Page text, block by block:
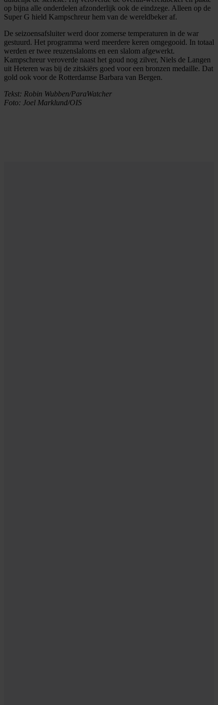
op bijna alle onderdelen afzonderlijk ook de eindzege. Alleen op de
Super G hield Kampschreur hem van de wereldbeker af.
De seizoensafsluiter werd door zomerse temperaturen in de war
gestuurd. Het programma werd meerdere keren omgegooid. In totaal
werden er twee reuzenslaloms en een slalom afgewerkt.
Kampschreur veroverde naast het goud nog zilver, Niels de Langen
uit Heteren was bij de zitskiërs goed voor een bronzen medaille. Dat
gold ook voor de Rotterdamse Barbara van Bergen.
Tekst: Robin Wubben/ParaWatcher
Foto: Joel Marklund/OIS